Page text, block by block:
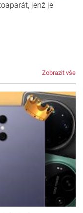
jenž je
Zobrazit vše